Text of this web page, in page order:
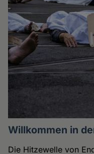
Willkommen in
Die Hitzewelle von